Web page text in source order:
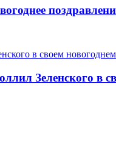
Зеленского в